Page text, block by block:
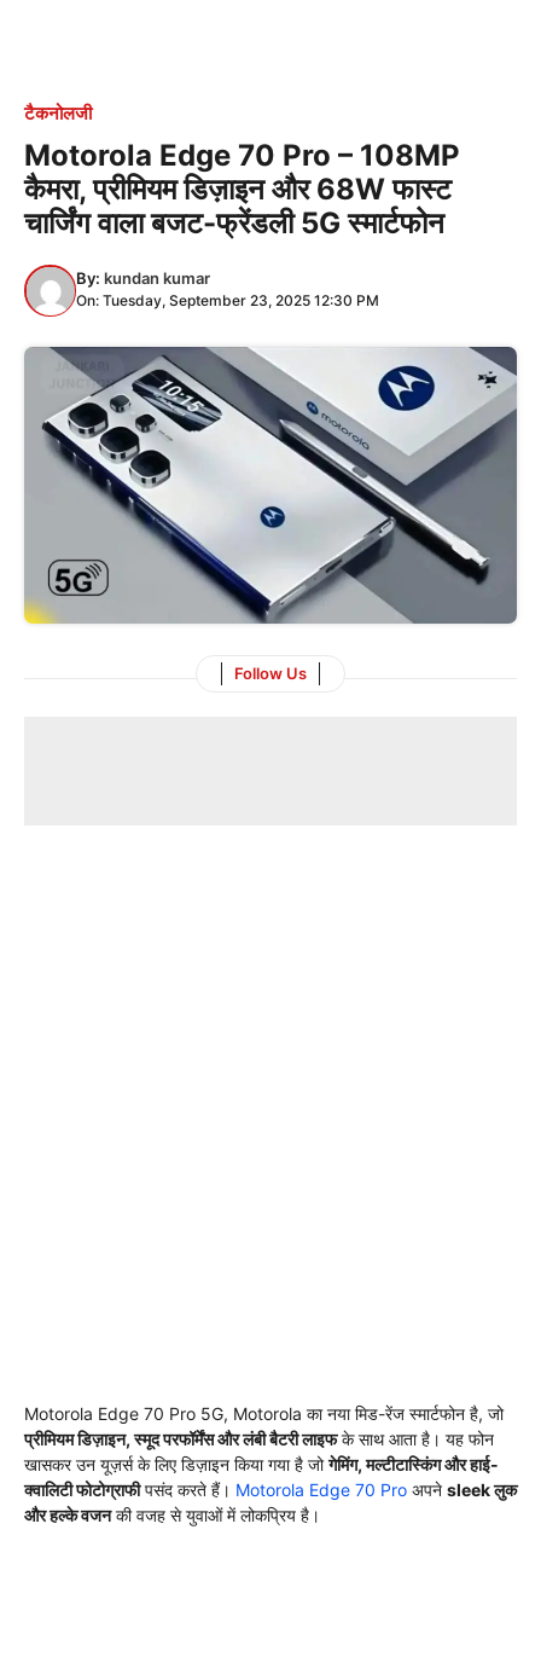
टैकनोलजी
Motorola Edge 70 Pro – 108MP
कैमरा, प्रीमियम डिज़ाइन और 68W फास्ट
चार्जिंग वाला बजट-फ्रेंडली 5G स्मार्टफोन
By: kundan kumar
On: Tuesday, September 23, 2025 12:30 PM
Follow Us
Motorola Edge 70 Pro 5G, Motorola का नया मिड-रेंज स्मार्टफोन है, जो
प्रीमियम डिज़ाइन, स्मूद परफॉर्मेंस और लंबी बैटरी लाइफके साथ आता है। यह फोन
खासकर उन यूज़र्स के लिए डिज़ाइन किया गया है जोगेमिंग, मल्टीटास्किंग और हाई-
क्वालिटी फोटोग्राफीपसंद करते हैं। Motorola Edge 70 Pro अपने sleek लुक
और हल्के वजनकी वजह से युवाओं में लोकप्रिय है।